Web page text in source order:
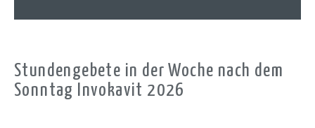
Stundengebete in der Woche nach dem
Sonntag Invokavit 2026